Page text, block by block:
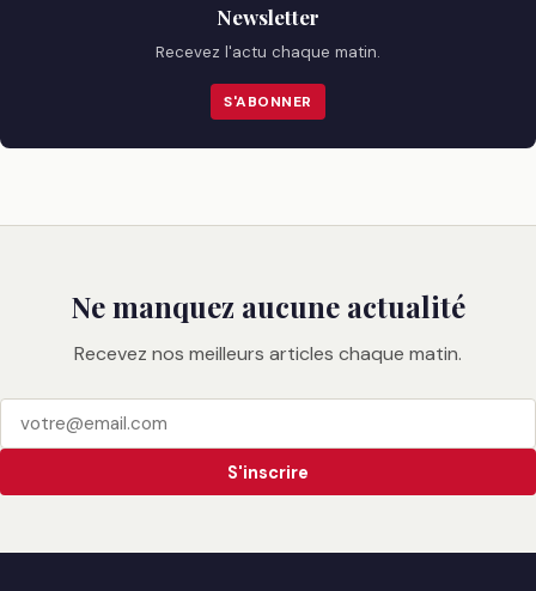
Newsletter
Recevez l'actu chaque matin.
S'ABONNER
Ne manquez aucune actualité
Recevez nos meilleurs articles chaque matin.
S'inscrire